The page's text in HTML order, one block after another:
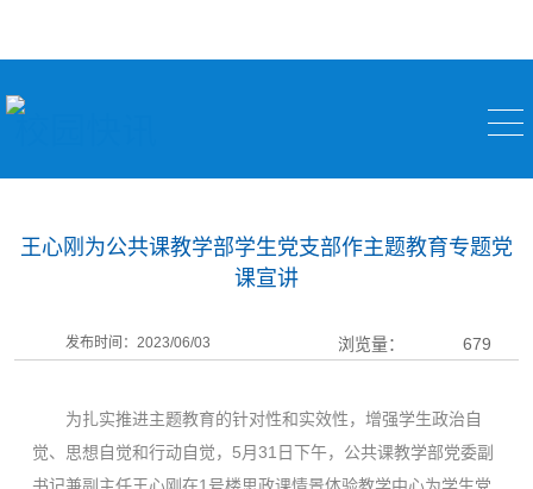
王心刚为公共课教学部学生党支部作主题教育专题党
课宣讲
发布时间：2023/06/03 浏览量： 679
为扎实推进主题教育的针对性和实效性，增强学生政治自
觉、思想自觉和行动自觉，5月31日下午，公共课教学部党委副